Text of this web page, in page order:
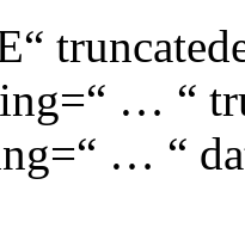
… “
… “